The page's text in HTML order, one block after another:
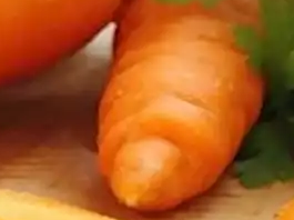
التالية، أضرار الإفراط في
ماذا يفعل بالجسم؟